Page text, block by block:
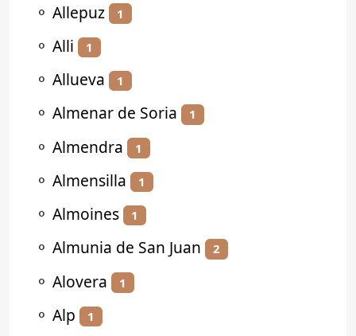
⚬ Allepuz 1
⚬ Alli 1
⚬ Allueva 1
⚬ Almenar de Soria 1
⚬ Almendra 1
⚬ Almensilla 1
⚬ Almoines 1
⚬ Almunia de San Juan 2
⚬ Alovera 1
⚬ Alp 1